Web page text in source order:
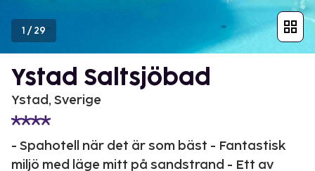
1 /29
Ystad Saltsjöbad
Ystad, Sverige
- Spahotell när det är som bäst - Fantastisk
miljö med läge mitt på sandstrand - Ett av